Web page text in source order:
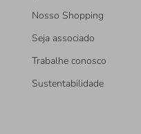
Nosso Shopping
Seja associado
Trabalhe conosco
Sustentabilidade